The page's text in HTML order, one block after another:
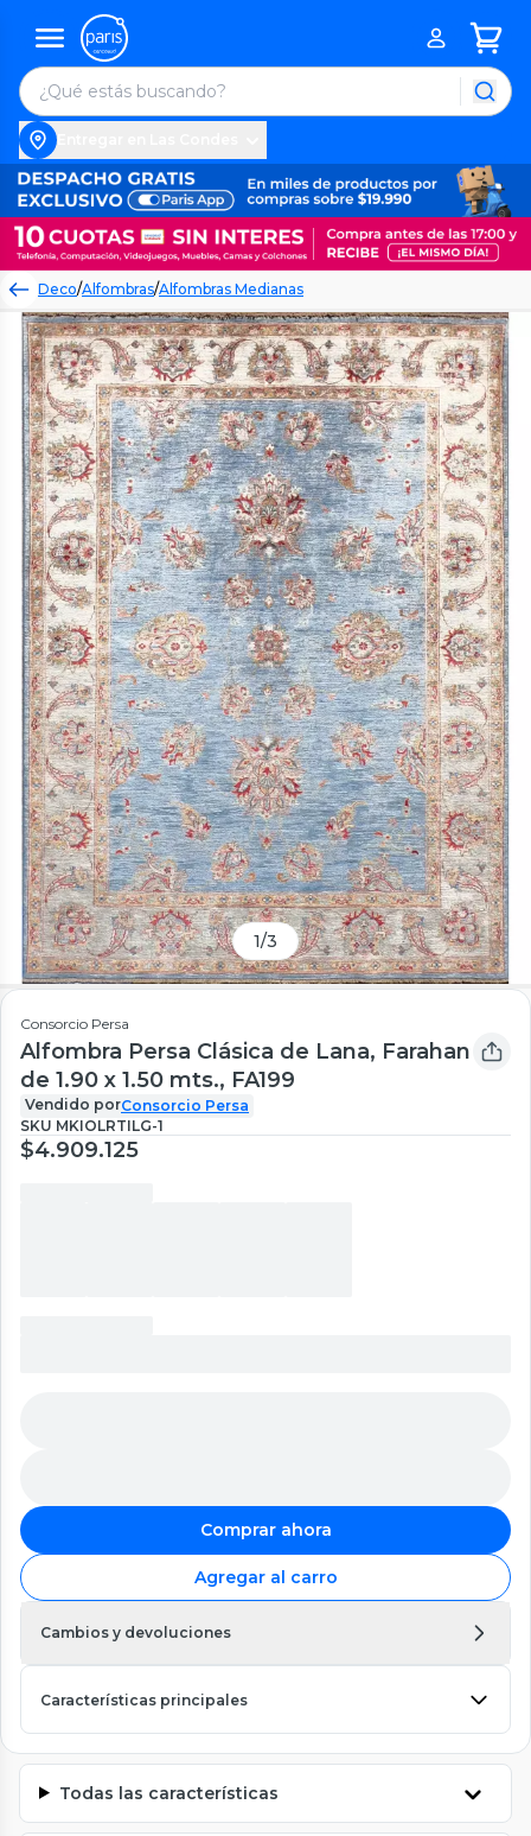
Deco/Alfombras/Alfombras Medianas
1/3
Consorcio Persa
Alfombra Persa Clásica de Lana, Farahan
de 1.90 x 1.50 mts., FA199
Vendido porConsorcio Persa
SKU MKIOLRTILG-1
$4.909.125
Comprar ahora
Agregar al carro
Cambios y devoluciones
Características principales
Todas las características